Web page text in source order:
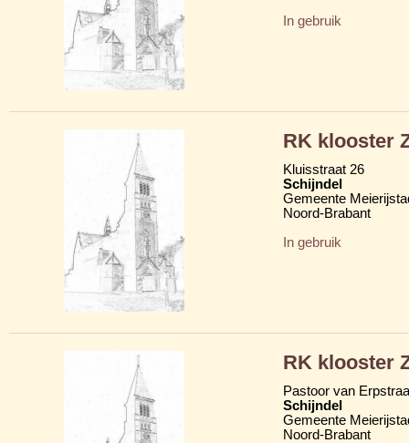
In gebruik
RK klooster
Kluisstraat 26
Schijndel
Gemeente
Noord-Brabant
In gebruik
RK klooster
Pastoor van
Schijndel
Gemeente
Noord-Brabant